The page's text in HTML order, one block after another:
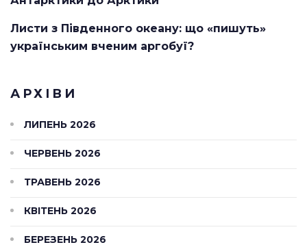
Листи з Південного океану: що «пишуть»
українським вченим аргобуї?
АРХІВИ
ЛИПЕНЬ 2026
ЧЕРВЕНЬ 2026
ТРАВЕНЬ 2026
КВІТЕНЬ 2026
БЕРЕЗЕНЬ 2026